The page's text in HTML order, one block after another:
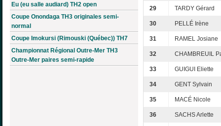
Eu (eu salle audiard) TH2 open
Coupe Onondaga TH3 originales semi-
normal
Coupe Imokursi (Rimouski (Québec)) TH7
Championnat Régional Outre-Mer TH3
Outre-Mer paires semi-rapide
29 TARDY Gérard
30 PELLÉ Irène
31 RAMEL Josiane
32 CHAMBREUIL
33 GUIGUI Eliette
34 GENT Sylvain
35 MACÉ Nicole
36 SACHS Arlette